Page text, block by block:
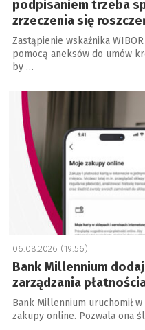
podpisaniem trzeba
zrzeczenia się
Zastąpienie wskaźnika
pomocą aneksów do umów
by …
06.08.2026 (19:56)
Bank Millennium
zarządzania
Bank Millennium uruchomił
zakupy online. Pozwala ona